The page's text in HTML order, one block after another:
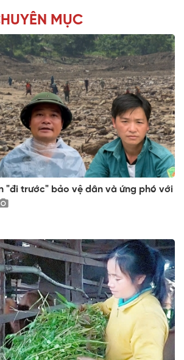
MỤC
"đi trước" bảo vệ dân và ứng phó với